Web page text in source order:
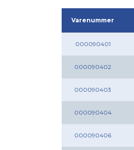
Varenummer
000090401
000090402
000090403
000090404
000090406